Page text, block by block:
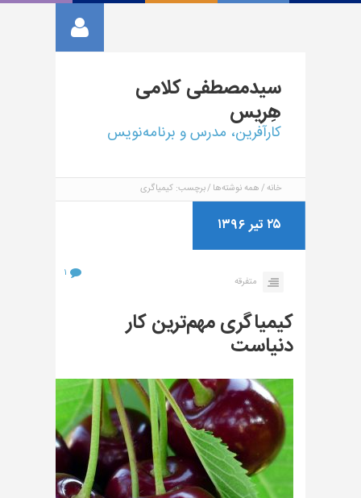
سیدمصطفیکلامی
هِریس
کارآفرین، مدرس و برنامه‌نویس
خانه همه نوشته‌ها برچسب: کیمیاگری
۲۵ تیر ۱۳۹۶
متفرقه
۱
کیمیاگری مهم‌ترین کار
دنیاست